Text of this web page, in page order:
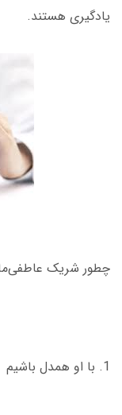
یادگیری هستند.
چطور شریک
1. با او همدل باشیم